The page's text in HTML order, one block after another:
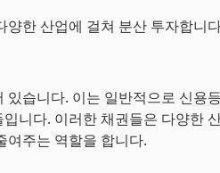
양한 산업에 걸쳐 분산 투자합니
있습니다. 이는 일반적으로 신용
니다. 이러한 채권들은 다양한
여주는 역할을 합니다.